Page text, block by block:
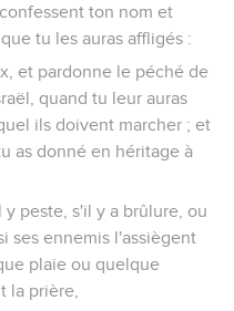
ton nom et
tu les auras affligés :
et pardonne le péché de
quand tu leur auras
ils doivent marcher ; et
as donné en héritage à
y peste, s'il y a brûlure, ou
ses ennemis l'assiègent
plaie ou quelque
la prière,